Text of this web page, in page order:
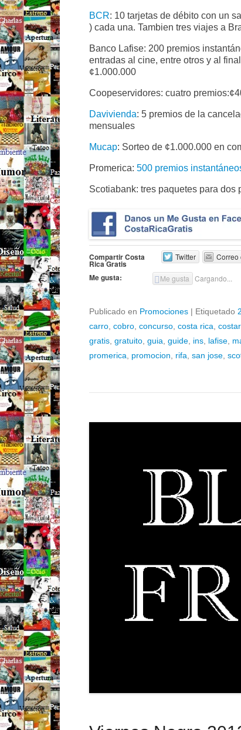
BCR: 10 tarjetas de débito con un
) cada una. Tambien tres viajes a
Banco Lafise: 200 premios
entradas al cine, entre otros y al
¢1.000.000
Coopeservidores: cuatro
Davivienda: 5 premios de la
mensuales
Mucap: Sorteo de ¢1.000.000 en
Promerica: 500 premios
Scotiabank: tres paquetes para dos
Compartir Costa
Rica Gratis
Twitter Correo
Me gusta: Me gusta Cargando...
Publicado en Promociones | Etiquetado
carro cobro concurso costa rica
gratis gratuito guia guide ins lafise
promerica
promocion rifa san jose